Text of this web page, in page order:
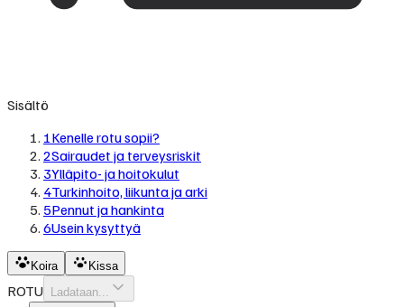
Sisältö
1Kenelle rotu sopii?
2Sairaudet ja terveysriskit
3Ylläpito- ja hoitokulut
4Turkinhoito, liikunta ja arki
5Pennut ja hankinta
6Usein kysyttyä
Koira Kissa
ROTU Ladataan...